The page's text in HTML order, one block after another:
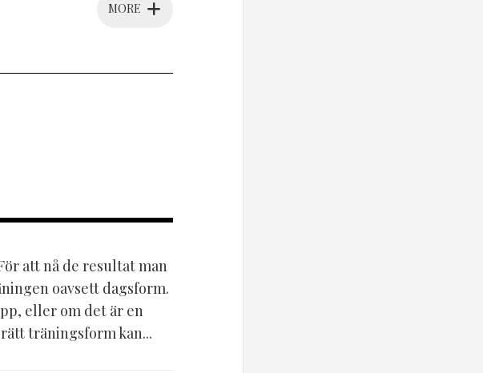
MORE
att nå de resultat man
oavsett dagsform.
eller om det är en
träningsform kan...